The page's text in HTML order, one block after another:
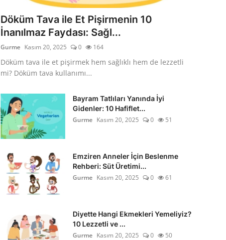
Döküm Tava ile Et Pişirmenin 10
İnanılmaz Faydası: Sağl...
Gurme Kasım 20, 2025 0 164
Döküm tava ile et pişirmek hem sağlıklı hem de lezzetli
mi? Döküm tava kullanımı...
Bayram Tatlıları Yanında İyi
Gidenler: 10 Hafiflet...
Gurme Kasım 20, 2025 0 51
Emziren Anneler İçin Beslenme
Rehberi: Süt Üretimi...
Gurme Kasım 20, 2025 0 61
Diyette Hangi Ekmekleri Yemeliyiz?
10 Lezzetli ve ...
Gurme Kasım 20, 2025 0 50